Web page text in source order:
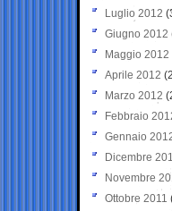
Luglio 2012
Giugno 2012
Maggio 2012
Aprile 2012
Marzo 2012
Febbraio
Gennaio
Dicembre
Novembre
Ottobre 2011